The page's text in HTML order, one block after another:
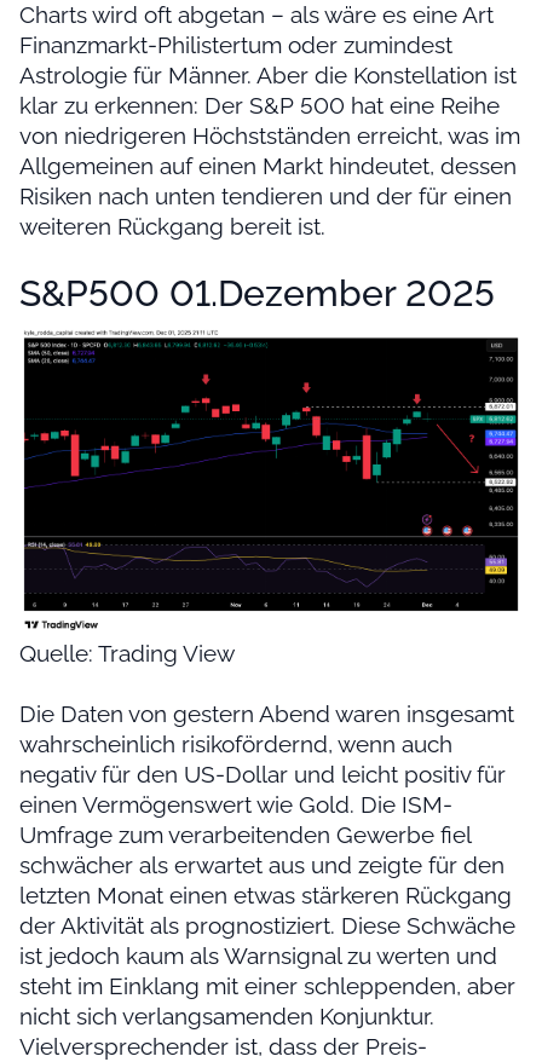
Charts wird oft abgetan – als wäre es eine Art
Finanzmarkt-Philistertum oder zumindest
Astrologie für Männer. Aber die Konstellation ist
klar zu erkennen: Der S&P 500 hat eine Reihe
von niedrigeren Höchstständen erreicht, was im
Allgemeinen auf einen Markt hindeutet, dessen
Risiken nach unten tendieren und der für einen
weiteren Rückgang bereit ist.
S&P500 01.Dezember 2025
Quelle: Trading View
Die Daten von gestern Abend waren insgesamt
wahrscheinlich risikofördernd, wenn auch
negativ für den US-Dollar und leicht positiv für
einen Vermögenswert wie Gold. Die ISM-
Umfrage zum verarbeitenden Gewerbe fiel
schwächer als erwartet aus und zeigte für den
letzten Monat einen etwas stärkeren Rückgang
der Aktivität als prognostiziert. Diese Schwäche
ist jedoch kaum als Warnsignal zu werten und
steht im Einklang mit einer schleppenden, aber
nicht sich verlangsamenden Konjunktur.
Vielversprechender ist, dass der Preis-